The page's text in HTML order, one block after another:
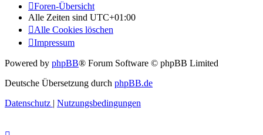
Foren-Übersicht
Alle Zeiten sind UTC+01:00
Alle Cookies löschen
Impressum
Powered by phpBB® Forum Software © phpBB Limited
Deutsche Übersetzung durch phpBB.de
Datenschutz | Nutzungsbedingungen